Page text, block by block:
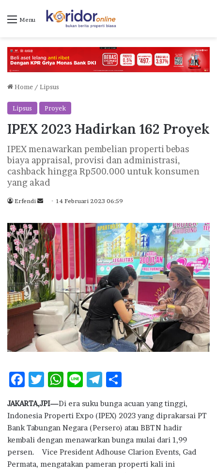
Menu
Home / Lipsus
Lipsus Proyek
IPEX 2023 Hadirkan 162 Proyek
IPEX menawarkan pembelian properti bebas
biaya appraisal, provisi dan administrasi,
cashback hingga Rp500.000 untuk konsumen
yang akad
Erfendi
n
d
a
n
e
m
a
i
l
14 Februari 2023 06:59
F
e
b
o
o
T
it
te
r
W
at
s
A
p
Li
e
T
e
g
ra
m
ar
e
JAKARTA,JPI—Di era suku bunga acuan yang tinggi,
Indonesia Properti Expo (IPEX) 2023 yang diprakarsai PT
Bank Tabungan Negara (Persero) atau BBTN hadir
kembali dengan menawarkan bunga mulai dari 1,99
persen. Vice President Adhouse Clarion Events, Gad
Permata, mengatakan pameran properti kali ini